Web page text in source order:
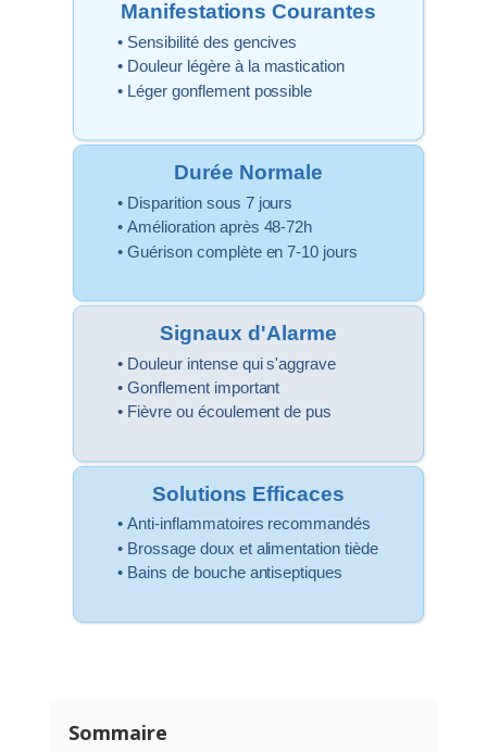
Manifestations Courantes
• Sensibilité des gencives
• Douleur légère à la mastication
• Léger gonflement possible
Durée Normale
• Disparition sous 7 jours
• Amélioration après 48-72h
• Guérison complète en 7-10 jours
Signaux d'Alarme
• Douleur intense qui s'aggrave
• Gonflement important
• Fièvre ou écoulement de pus
Solutions Efficaces
• Anti-inflammatoires recommandés
• Brossage doux et alimentation tiède
• Bains de bouche antiseptiques
Sommaire